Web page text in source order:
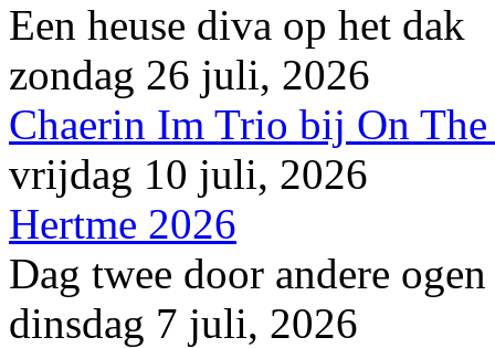
Een heuse diva op het dak
zondag 26 juli, 2026
Chaerin Im Trio bij On
vrijdag 10 juli, 2026
Hertme 2026
Dag twee door andere
dinsdag 7 juli, 2026